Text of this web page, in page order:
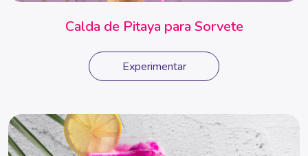
Calda de Pitaya para Sorvete
Experimentar